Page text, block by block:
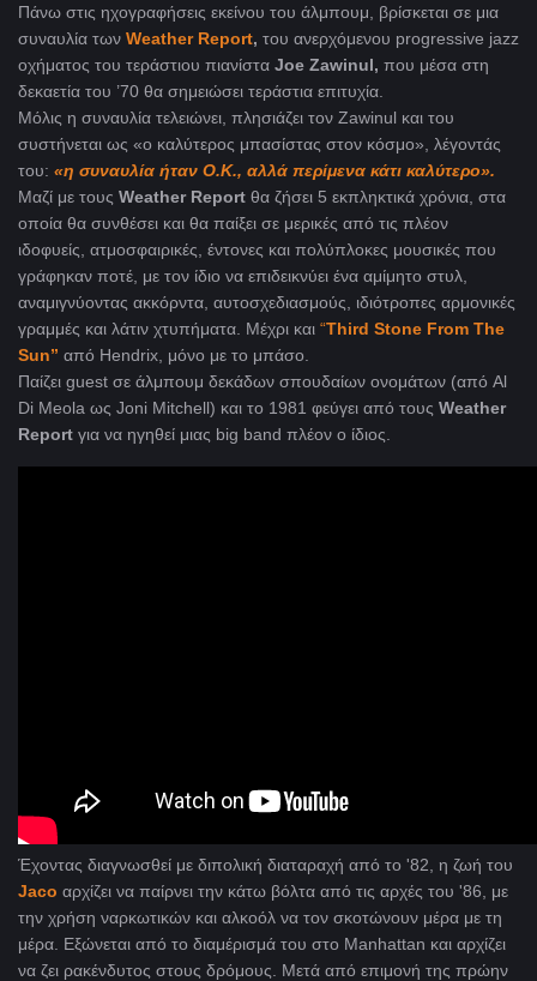
Πάνω στις ηχογραφήσεις εκείνου του άλμπουμ, βρίσκεται σε μια
συναυλία των Weather Report, του ανερχόμενου progressive jazz
οχήματος του τεράστιου πιανίστα Joe Zawinul, που μέσα στη
δεκαετία του ’70 θα σημειώσει τεράστια επιτυχία.
Μόλις η συναυλία τελειώνει, πλησιάζει τον Zawinul και του
συστήνεται ως «ο καλύτερος μπασίστας στον κόσμο», λέγοντάς
του: «η συναυλία ήταν O.K., αλλά περίμενα κάτι καλύτερο».
Μαζί με τους Weather Report θα ζήσει 5 εκπληκτικά χρόνια, στα
οποία θα συνθέσει και θα παίξει σε μερικές από τις πλέον
ιδοφυείς, ατμοσφαιρικές, έντονες και πολύπλοκες μουσικές που
γράφηκαν ποτέ, με τον ίδιο να επιδεικνύει ένα αμίμητο στυλ,
αναμιγνύοντας ακκόρντα, αυτοσχεδιασμούς, ιδιότροπες αρμονικές
γραμμές και λάτιν χτυπήματα. Μέχρι και “Third Stone From The
Sun” από Hendrix, μόνο με το μπάσο.
Παίζει guest σε άλμπουμ δεκάδων σπουδαίων ονομάτων (από Al
Di Meola ως Joni Mitchell) και το 1981 φεύγει από τους Weather
Report για να ηγηθεί μιας big band πλέον ο ίδιος.
Έχοντας διαγνωσθεί με διπολική διαταραχή από το '82, η ζωή του
Jaco αρχίζει να παίρνει την κάτω βόλτα από τις αρχές του '86, με
την χρήση ναρκωτικών και αλκοόλ να τον σκοτώνουν μέρα με τη
μέρα. Εξώνεται από το διαμέρισμά του στο Manhattan και αρχίζει
να ζει ρακένδυτος στους δρόμους. Μετά από επιμονή της πρώην